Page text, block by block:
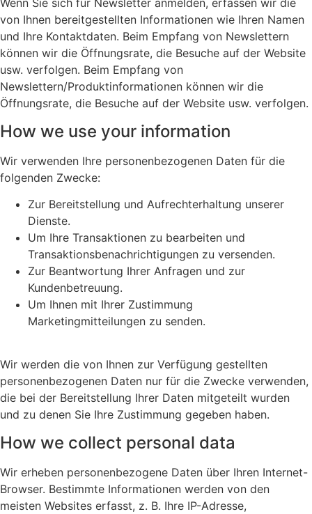
Wenn Sie sich für Newsletter anmelden, erfassen wir die
von Ihnen bereitgestellten Informationen wie Ihren Namen
und Ihre Kontaktdaten. Beim Empfang von Newslettern
können wir die Öffnungsrate, die Besuche auf der Website
usw. verfolgen. Beim Empfang von
Newslettern/Produktinformationen können wir die
Öffnungsrate, die Besuche auf der Website usw. verfolgen.
How we use your information
Wir verwenden Ihre personenbezogenen Daten für die
folgenden Zwecke:
Zur Bereitstellung und Aufrechterhaltung unserer
Dienste.
Um Ihre Transaktionen zu bearbeiten und
Transaktionsbenachrichtigungen zu versenden.
Zur Beantwortung Ihrer Anfragen und zur
Kundenbetreuung.
Um Ihnen mit Ihrer Zustimmung
Marketingmitteilungen zu senden.
Wir werden die von Ihnen zur Verfügung gestellten
personenbezogenen Daten nur für die Zwecke verwenden,
die bei der Bereitstellung Ihrer Daten mitgeteilt wurden
und zu denen Sie Ihre Zustimmung gegeben haben.
How we collect personal data
Wir erheben personenbezogene Daten über Ihren Internet-
Browser. Bestimmte Informationen werden von den
meisten Websites erfasst, z. B. Ihre IP-Adresse,